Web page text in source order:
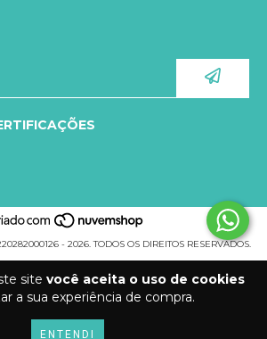
site você aceita o uso de cookies
a sua experiência de compra.
ENTENDI
- 2026. TODOS OS DIREITOS RESERVADOS.